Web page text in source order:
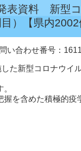
表資料 新型
）【県内2002
問い合わせ番号：
た新型コロナウイ
を含めた積極的疫